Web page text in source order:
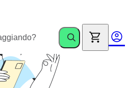
fino a €100